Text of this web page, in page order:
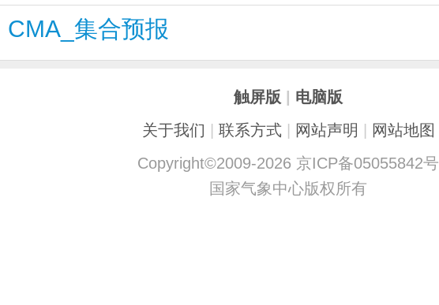
CMA_集合预报
触屏版
电脑版
关于我们
联系方式 网站声明
网站地图
Copyright©2009-2026 京ICP备05055842号
国家气象中心版权所有